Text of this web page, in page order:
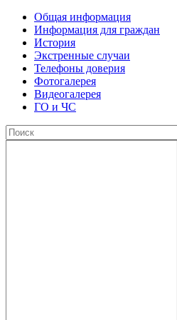
Общая информация
Информация для граждан
История
Экстренные случаи
Телефоны доверия
Фотогалерея
Видеогалерея
ГО и ЧС